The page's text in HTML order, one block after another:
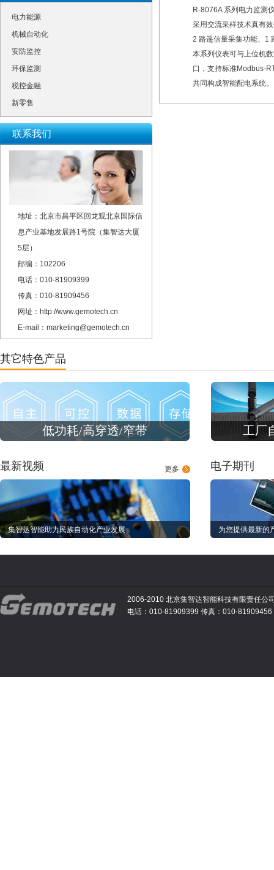
电力能源
机械自动化
安防监控
环保监测
税控金融
新零售
联系我们
地址：北京市昌平区回龙观北京国际信
息产业基地发展路1号院（集智达大厦
5层）
邮编：102206
电话：010-81909399
传真：010-81909456
网址：http://www.gemotech.cn
E-mail：marketing@gemotech.cn
R-8076A 系列电力监测仪
采用交流采样技术真有效
2 路遥信量采集功能、1
本系列仪表可与上位机数
口，支持标准Modbus-
共同构成智能配电系统。
其它特色产品
低功耗/高穿透/窄带 工厂
更多
最新视频
集智达智能助力民族自动化产业发展
电子期刊
为您提供最新的
2006-2010 北京集智达智能科技有限责任公
电话：010-81909399 传真：010-